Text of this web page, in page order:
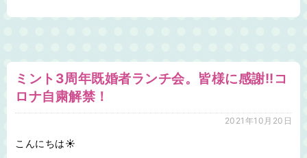
ミント3周年既婚者ランチ会。皆様に感謝!!コ
ロナ自粛解禁！
2021年10月20日
こんにちは☀️